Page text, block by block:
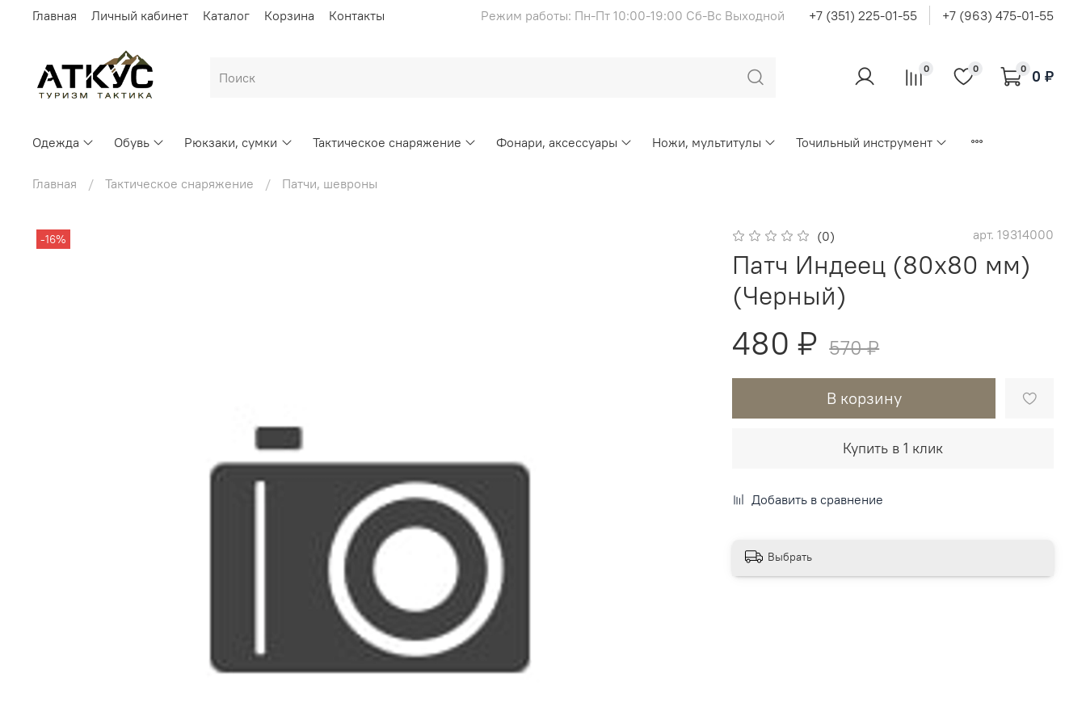
Главная Личный кабинет Каталог Корзина Контакты Режим работы: Пн-Пт 10:00-19:00 Сб-Вс Выходной +7 (351) 225-01-55 +7 (963) 475-01-55
0 0 0 0 ₽
Одежда Обувь Рюкзаки, сумки Тактическое снаряжение Фонари, аксессуары Ножи, мультитулы Точильный инструмент
Главная Тактическое снаряжение Патчи, шевроны
-16% (0) арт. 19314000
Патч Индеец (80х80 мм)
(Черный)
480 ₽ 570 ₽
В корзину
Купить в 1 клик
Добавить в сравнение
Выбрать